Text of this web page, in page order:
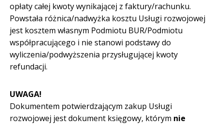
opłaty całej kwoty wynikającej z faktury/rachunku.
Powstała różnica/nadwyżka kosztu Usługi rozwojowej
jest kosztem własnym Podmiotu BUR/Podmiotu
współpracującego i nie stanowi podstawy do
wyliczenia/podwyższenia przysługującej kwoty
refundacji.
UWAGA!
Dokumentem potwierdzającym zakup Usługi
rozwojowej jest dokument księgowy, którym nie